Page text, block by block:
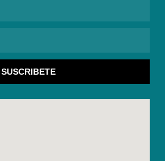
SUSCRIBETE